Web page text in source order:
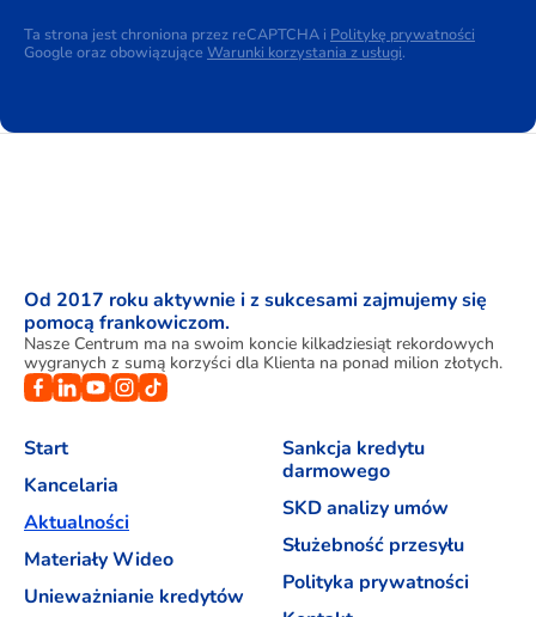
Ta strona jest chroniona przez reCAPTCHA i Politykę prywatności
Google oraz obowiązujące Warunki korzystania z usługi.
Od 2017 roku aktywnie i z sukcesami zajmujemy się
pomocą frankowiczom.
Nasze Centrum ma na swoim koncie kilkadziesiąt rekordowych
wygranych z sumą korzyści dla Klienta na ponad milion złotych.
Start
Kancelaria
Aktualności
Materiały Wideo
Unieważnianie kredytów
Sankcja kredytu
darmowego
SKD analizy umów
Służebność przesyłu
Polityka prywatności